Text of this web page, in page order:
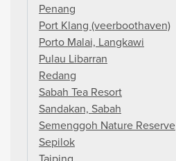
Penang
Port Klang (veerboothaven)
Porto Malai, Langkawi
Pulau Libarran
Redang
Sabah Tea Resort
Sandakan, Sabah
Semenggoh Nature Reserve
Sepilok